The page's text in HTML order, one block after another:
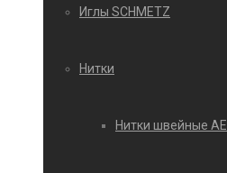
Иглы SCHMETZ
Нитки
Нитки швейные